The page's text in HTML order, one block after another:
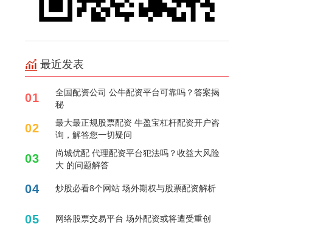
最近发表
01
全国配资公司 公牛配资平台可靠吗？答案揭
秘
02
最大最正规股票配资 牛盈宝杠杆配资开户咨
询，解答您一切疑问
03
尚城优配 代理配资平台犯法吗？收益大风险
大 的问题解答
04 炒股必看8个网站 场外期权与股票配资解析
05 网络股票交易平台 场外配资或将遭受重创